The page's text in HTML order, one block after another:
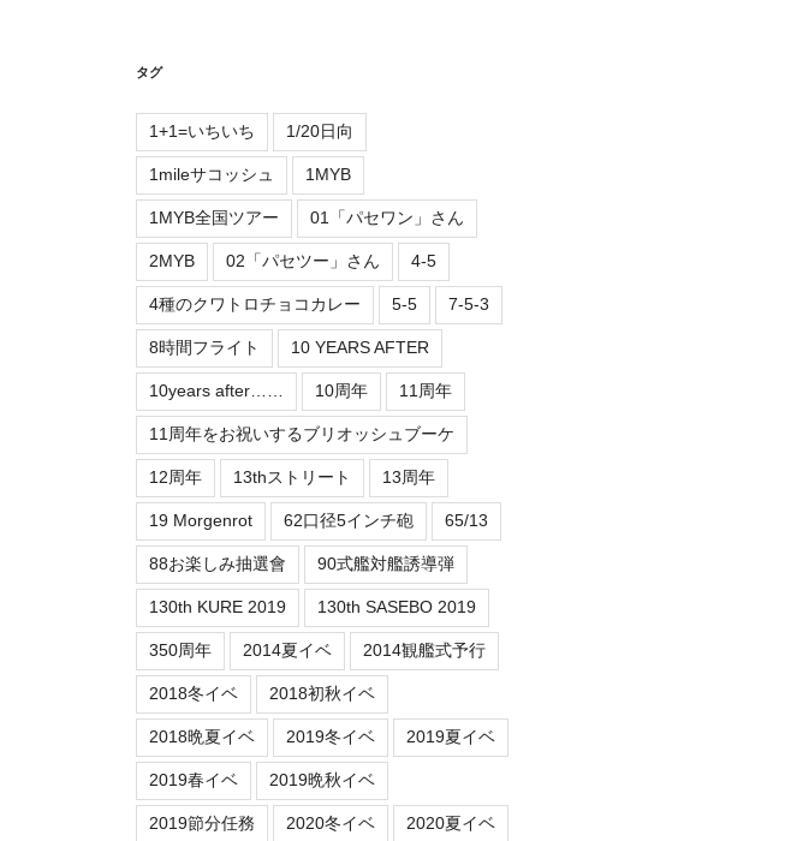
タグ
1+1=いちいち 1/20日向
1mileサコッシュ 1MYB
1MYB全国ツアー 01「パセワン」さん
2MYB 02「パセツー」さん 4-5
4種のクワトロチョコカレー 5-5 7-5-3
8時間フライト 10 YEARS AFTER
10years after…… 10周年 11周年
11周年をお祝いするブリオッシュブーケ
12周年 13thストリート 13周年
19 Morgenrot 62口径5インチ砲 65/13
88お楽しみ抽選會 90式艦対艦誘導弾
130th KURE 2019 130th SASEBO 2019
350周年 2014夏イベ 2014観艦式予行
2018冬イベ 2018初秋イベ
2018晩夏イベ 2019冬イベ 2019夏イベ
2019春イベ 2019晩秋イベ
2019節分任務 2020冬イベ 2020夏イベ